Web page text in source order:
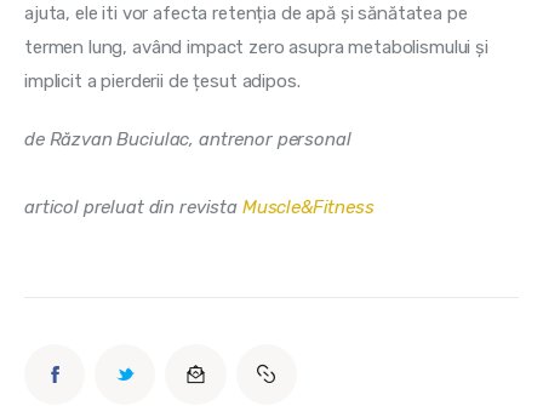
ajuta, ele iti vor afecta retenția de apă și sănătatea pe
termen lung, având impact zero asupra metabolismului și
implicit a pierderii de țesut adipos.
de Răzvan Buciulac, antrenor personal
articol preluat din revista Muscle&Fitness